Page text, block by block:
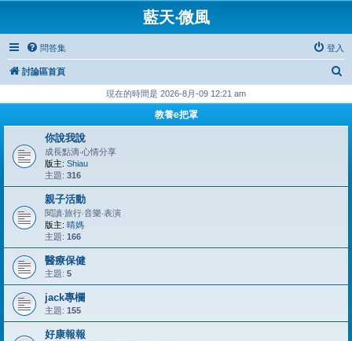
藍天‧微風
問答集 登入
討論區首頁
現在的時間是 2026-8月-09 12:21 am
教養e把罩
你說我說
成長點滴‧心情分享
版主: Shiau
主題: 316
親子活動
閱讀‧旅行‧音樂‧表演
版主: 晴媽
主題: 166
醫療保健
主題: 5
jack專欄
主題: 155
好康報報